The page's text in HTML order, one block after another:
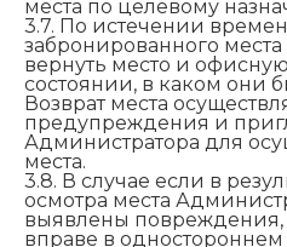
места по целевому
3.7. По истечении
забронированного места
вернуть место и
состоянии, в каком они
Возврат места
предупреждения и
Администратора для
места.
3.8. В случае если в
осмотра места
выявлены
вправе в одностороннем